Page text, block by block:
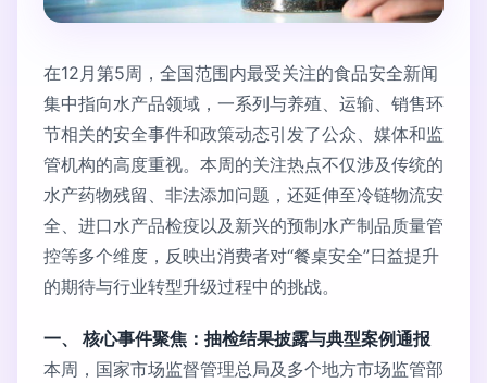
在12月第5周，全国范围内最受关注的食品安全新闻
集中指向水产品领域，一系列与养殖、运输、销售环
节相关的安全事件和政策动态引发了公众、媒体和监
管机构的高度重视。本周的关注热点不仅涉及传统的
水产药物残留、非法添加问题，还延伸至冷链物流安
全、进口水产品检疫以及新兴的预制水产制品质量管
控等多个维度，反映出消费者对“餐桌安全”日益提升
的期待与行业转型升级过程中的挑战。
一、 核心事件聚焦：抽检结果披露与典型案例通报
本周，国家市场监督管理总局及多个地方市场监管部